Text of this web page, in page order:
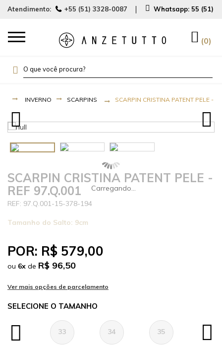
Atendimento: +55 (51) 3328-0087 Whatsapp: 55 (51)
0
INVERNO SCARPINS SCARPIN CRISTINA PATENT PELE -
SCARPIN CRISTINA PATENT PELE -
REF 97.Q.001
97.Q.001-15-378-194
Tamanho do Salto: 9cm
POR: R$ 579,00
ou 6x de R$ 96,50
TAMANHO
33 34 35